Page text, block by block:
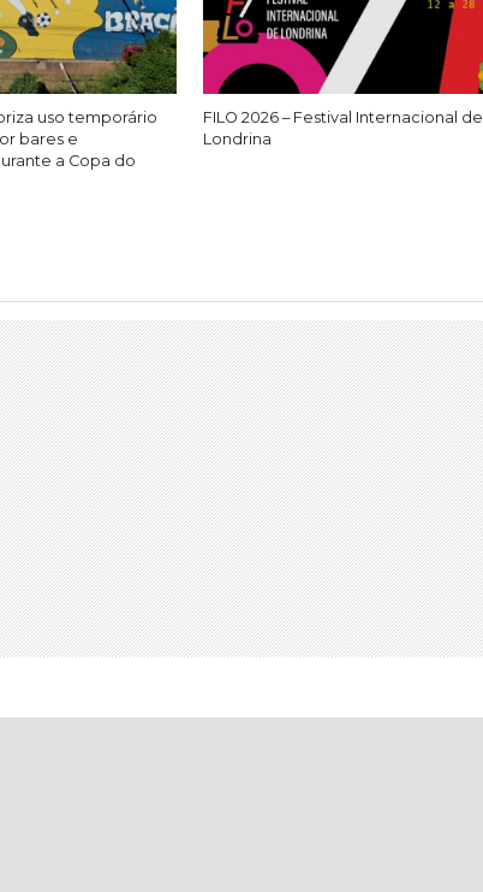
uso temporário
bares e
a Copa do
FILO 2026 – Festival Internacional de
Londrina